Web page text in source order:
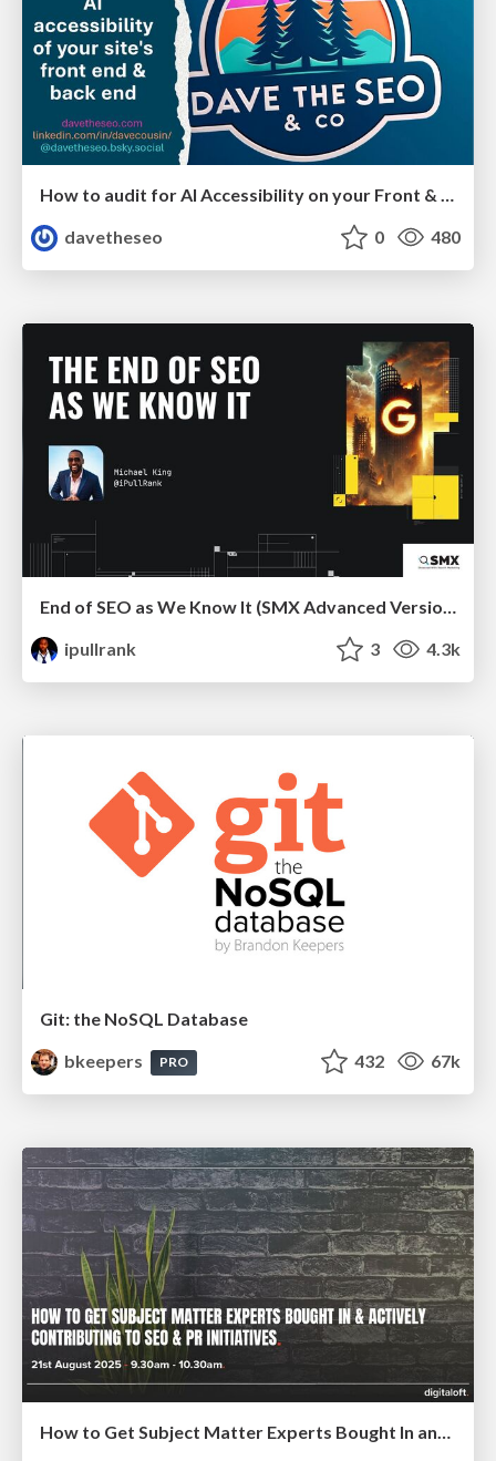
davetheseo
0 480
End of SEO as We Know It (SMX Advanced Version)
ipullrank
3 4.3k
Git: the NoSQL Database
bkeepers
PRO 432 67k
How to Get Subject Matter Experts Bought In and Actively Contributing to SEO & PR Initiatives.